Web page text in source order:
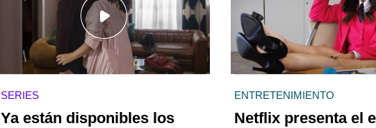
SERIES
Ya están disponibles los
ENTRETENIMIENTO
Netflix presenta el